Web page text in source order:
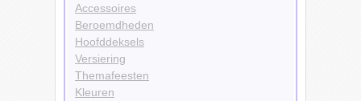
Accessoires
Beroemdheden
Hoofddeksels
Versiering
Themafeesten
Kleuren